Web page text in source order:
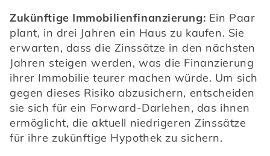
Zukünftige Immobilienfinanzierung: Ein Paar
plant, in drei Jahren ein Haus zu kaufen. Sie
erwarten, dass die Zinssätze in den nächsten
Jahren steigen werden, was die Finanzierung
ihrer Immobilie teurer machen würde. Um sich
gegen dieses Risiko abzusichern, entscheiden
sie sich für ein Forward-Darlehen, das ihnen
ermöglicht, die aktuell niedrigeren Zinssätze
für ihre zukünftige Hypothek zu sichern.